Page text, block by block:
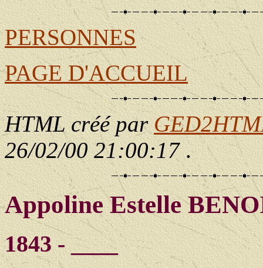
PERSONNES
PAGE D'ACCUEIL
HTML créé par
26/02/00 21:00:17.
Appoline Estelle
1843 - ____